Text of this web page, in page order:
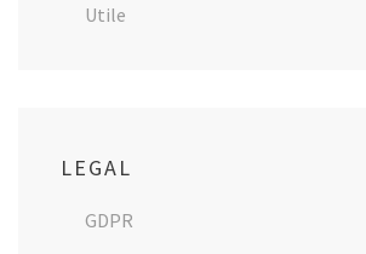
Utile
LEGAL
GDPR